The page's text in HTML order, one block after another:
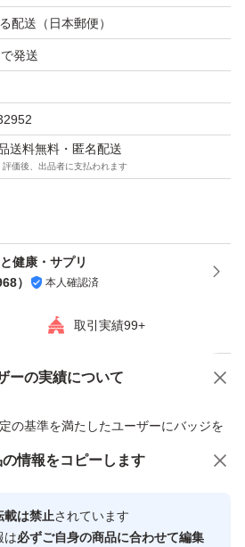
配送（日本郵便）
発送
送料無料・匿名配送
価後、出品者に支払われます
健康・サプリ
） 本人確認済
取引実績99+
ーの実績について
の基準を満たしたユーザーにバッジを
心・安全なユーザーです
商品への質問
の情報をコピーします
載は禁止されています
は必ずご自身の商品に合わせて編集
にオススメ